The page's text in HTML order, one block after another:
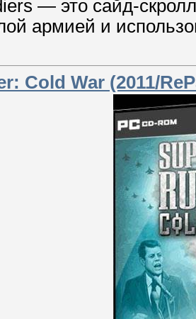
— это сайд-
армией и
Cold War (2011/